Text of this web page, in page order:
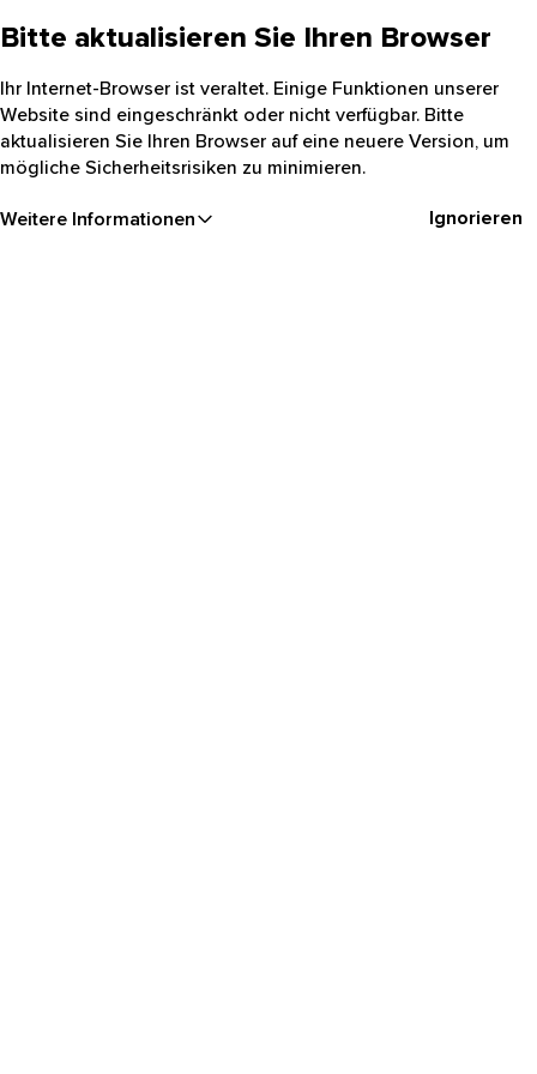
Bitte aktualisieren Sie Ihren Browser
Ihr Internet-Browser ist veraltet. Einige Funktionen unserer
Website sind eingeschränkt oder nicht verfügbar. Bitte
aktualisieren Sie Ihren Browser auf eine neuere Version, um
mögliche Sicherheitsrisiken zu minimieren.
Weitere Informationen Ignorieren